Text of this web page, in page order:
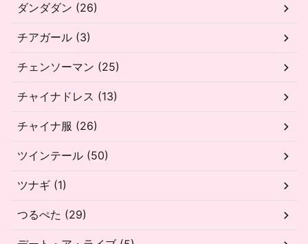
ダンダダン (26)
チアガール (3)
チェンソーマン (25)
チャイナドレス (13)
チャイナ服 (26)
ツインテール (50)
ツナギ (1)
つるぺた (29)